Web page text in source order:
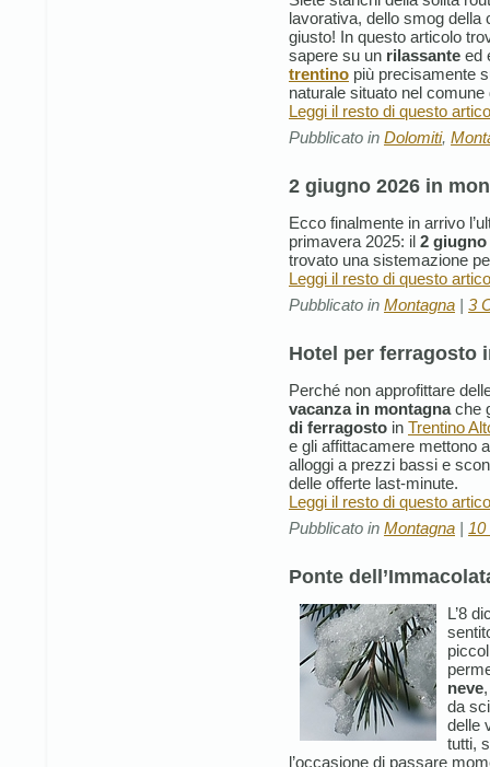
lavorativa, dello smog della
giusto! In questo articolo
sapere su un rilassante ed
trentino più precisamente
naturale situato nel
Leggi il resto di questo
Pubblicato in Dolomiti,
2 giugno 2026 in
Ecco finalmente in arrivo
primavera 2025: il 2
trovato una sistemazione
Leggi il resto di questo
Pubblicato in Montagna | 3
Hotel per ferragosto
Perché non approfittare
vacanza in montagnache
di ferragosto in Trentino
e gli affittacamere mettono
alloggi a prezzi bassi e
delle offerte last-minute.
Leggi il resto di questo
Pubblicato in Montagna |
Ponte
L’8
neve
da
delle
tutti,
l’occasione di passare